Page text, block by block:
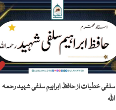
سلفی خطبات از حافظ ابراہیم سلفی شہید رحمہ
اللہ